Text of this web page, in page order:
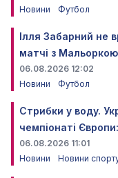
Новини
Футбол
Ілля Забарний не
матчі з Мальоркою
06.08.2026 12:02
Новини
Футбол
Стрибки у воду.
чемпіонаті
06.08.2026 11:01
Новини
Новини